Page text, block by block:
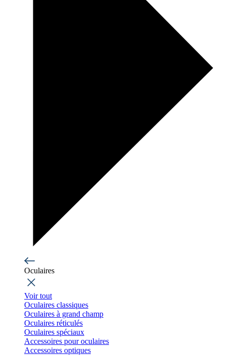
Oculaires
Voir tout
Oculaires classiques
Oculaires à grand champ
Oculaires réticulés
Oculaires spéciaux
Accessoires pour oculaires
Accessoires optiques